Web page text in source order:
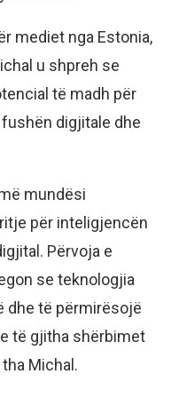
mediet nga Estonia,
u shpreh se
të madh për
digjitale dhe
mundësi
për inteligjencën
Përvoja e
se teknologjia
dhe të përmirësojë
të gjitha shërbimet
Michal.